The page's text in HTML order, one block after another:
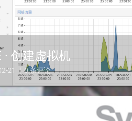
· 创建虚拟机
21 ｜0 条评论
的PVE创建第一个虚拟机吧